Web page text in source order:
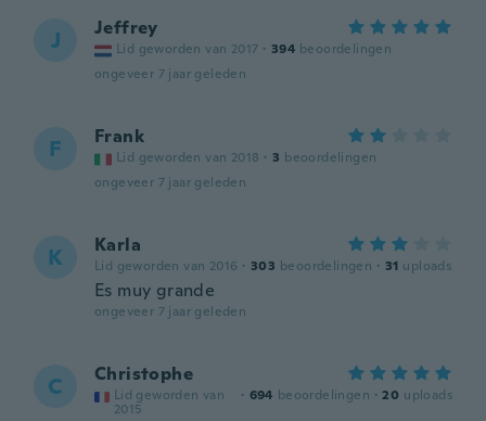
J Jeffrey
Lid geworden van 2017 · 394 beoordelingen
ongeveer 7 jaar geleden
F Frank
Lid geworden van 2018 · 3 beoordelingen
ongeveer 7 jaar geleden
K Karla
Lid geworden van 2016 · 303 beoordelingen · 31 uploads
Es muy grande
ongeveer 7 jaar geleden
C Christophe
Lid geworden van
2015
· 694 beoordelingen · 20 uploads